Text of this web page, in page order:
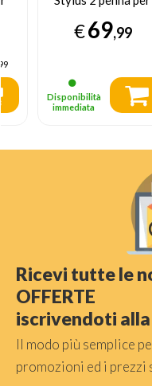
€69,99
Disponibilità
immediata
Ricevi tutte le
OFFERTE
iscrivendoti
Il modo più semplice
promozioni ed i prezzi